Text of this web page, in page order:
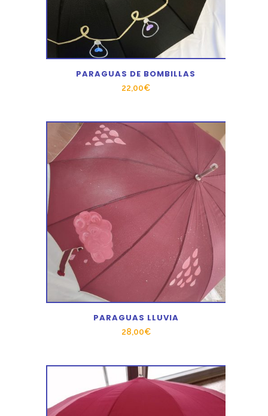
PARAGUAS DE BOMBILLAS
22,00€
PARAGUAS LLUVIA
28,00€